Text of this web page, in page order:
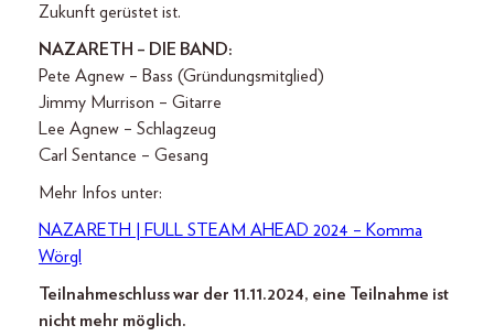
Zukunft gerüstet ist.
NAZARETH – DIE BAND:
Pete Agnew – Bass (Gründungsmitglied)
Jimmy Murrison – Gitarre
Lee Agnew – Schlagzeug
Carl Sentance – Gesang
Mehr Infos unter:
NAZARETH | FULL STEAM AHEAD 2024 – Komma
Wörgl
Teilnahmeschluss war der 11.11.2024, eine Teilnahme ist
nicht mehr möglich.